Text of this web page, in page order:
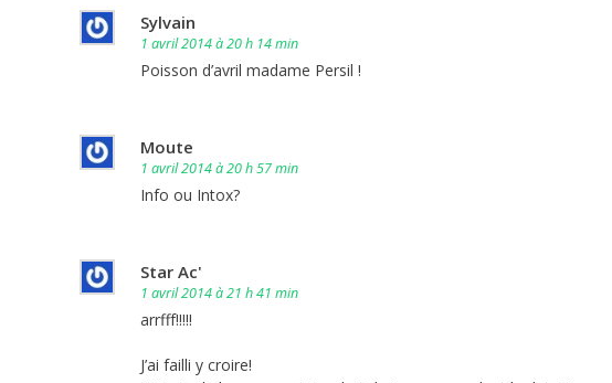
Sylvain
1 avril 2014 à 20 h 14 min
Poisson d’avril madame Persil !
Moute
1 avril 2014 à 20 h 57 min
Info ou Intox?
Star Ac'
1 avril 2014 à 21 h 41 min
arrfff!!!!!
J’ai failli y croire!